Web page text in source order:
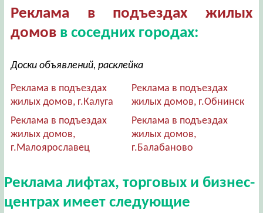
Реклама в подъездах жилых
домовв соседних городах:
Доски объявлений, расклейка
Реклама в подъездах
жилых домов, г.Калуга
Реклама в подъездах
жилых домов, г.Обнинск
Реклама в подъездах
жилых домов,
г.Малоярославец
Реклама в подъездах
жилых домов,
г.Балабаново
Реклама лифтах, торговых и бизнес-
центрах имеет следующие